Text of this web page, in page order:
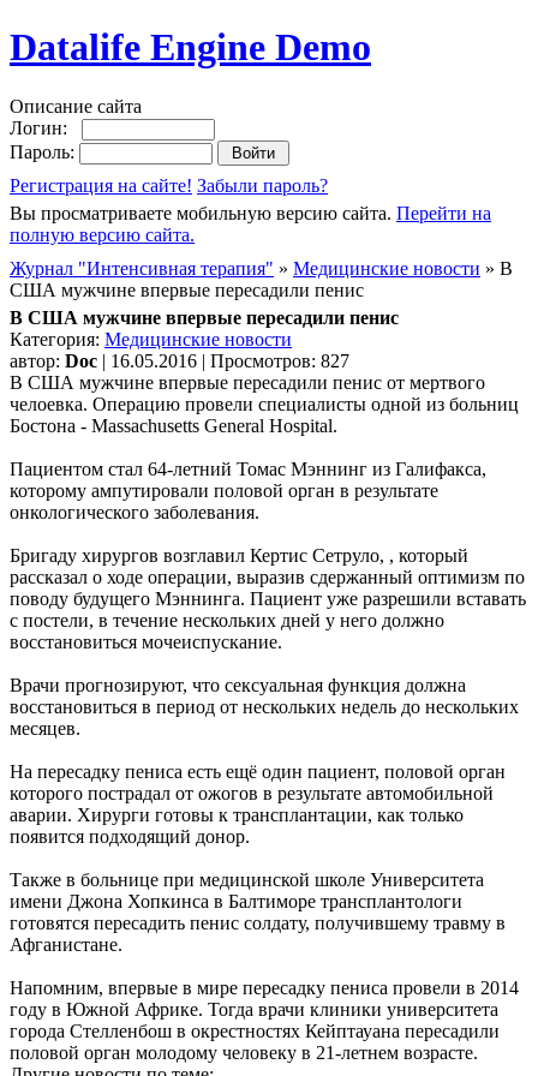
Datalife Engine Demo
Описание сайта
Логин:
Пароль:
Регистрация на сайте! Забыли пароль?
Вы просматриваете мобильную версию сайта. Перейти на
полную версию сайта.
Журнал "Интенсивная терапия" » Медицинские новости » В
США мужчине впервые пересадили пенис
В США мужчине впервые пересадили пенис
Категория: Медицинские новости
автор: Doc | 16.05.2016 | Просмотров: 827
В США мужчине впервые пересадили пенис от мертвого
челоевка. Операцию провели специалисты одной из больниц
Бостона - Massachusetts General Hospital.
Пациентом стал 64-летний Томас Мэннинг из Галифакса,
которому ампутировали половой орган в результате
онкологического заболевания.
Бригаду хирургов возглавил Кертис Сетруло, , который
рассказал о ходе операции, выразив сдержанный оптимизм по
поводу будущего Мэннинга. Пациент уже разрешили вставать
с постели, в течение нескольких дней у него должно
восстановиться мочеиспускание.
Врачи прогнозируют, что сексуальная функция должна
восстановиться в период от нескольких недель до нескольких
месяцев.
На пересадку пениса есть ещё один пациент, половой орган
которого пострадал от ожогов в результате автомобильной
аварии. Хирурги готовы к трансплантации, как только
появится подходящий донор.
Также в больнице при медицинской школе Университета
имени Джона Хопкинса в Балтиморе трансплантологи
готовятся пересадить пенис солдату, получившему травму в
Афганистане.
Напомним, впервые в мире пересадку пениса провели в 2014
году в Южной Африке. Тогда врачи клиники университета
города Стелленбош в окрестностях Кейптауана пересадили
половой орган молодому человеку в 21-летнем возрасте.